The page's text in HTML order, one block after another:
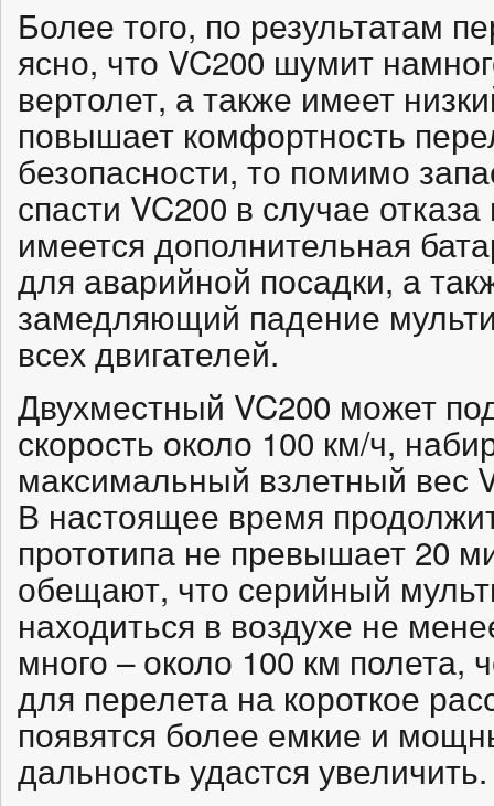
Более того, по результатам
ясно, что VC200 шумит
вертолет, а также имеет
повышает комфортность
безопасности, то помимо
спасти VC200 в случае
имеется дополнительная
для аварийной посадки, а
замедляющий падение
всех двигателей.
Двухместный VC200 может
скорость около 100 км/ч,
максимальный взлетный вес
В настоящее время
прототипа не превышает 20
обещают, что серийный
находиться в воздухе не
много – около 100 км полета,
для перелета на короткое
появятся более емкие и
дальность удастся увеличить.